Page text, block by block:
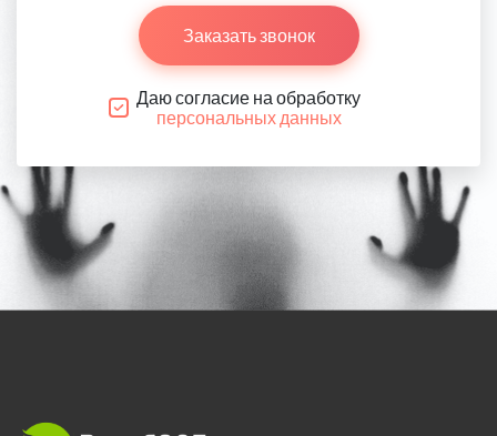
Заказать звонок
Даю согласие на обработку
персональных данных